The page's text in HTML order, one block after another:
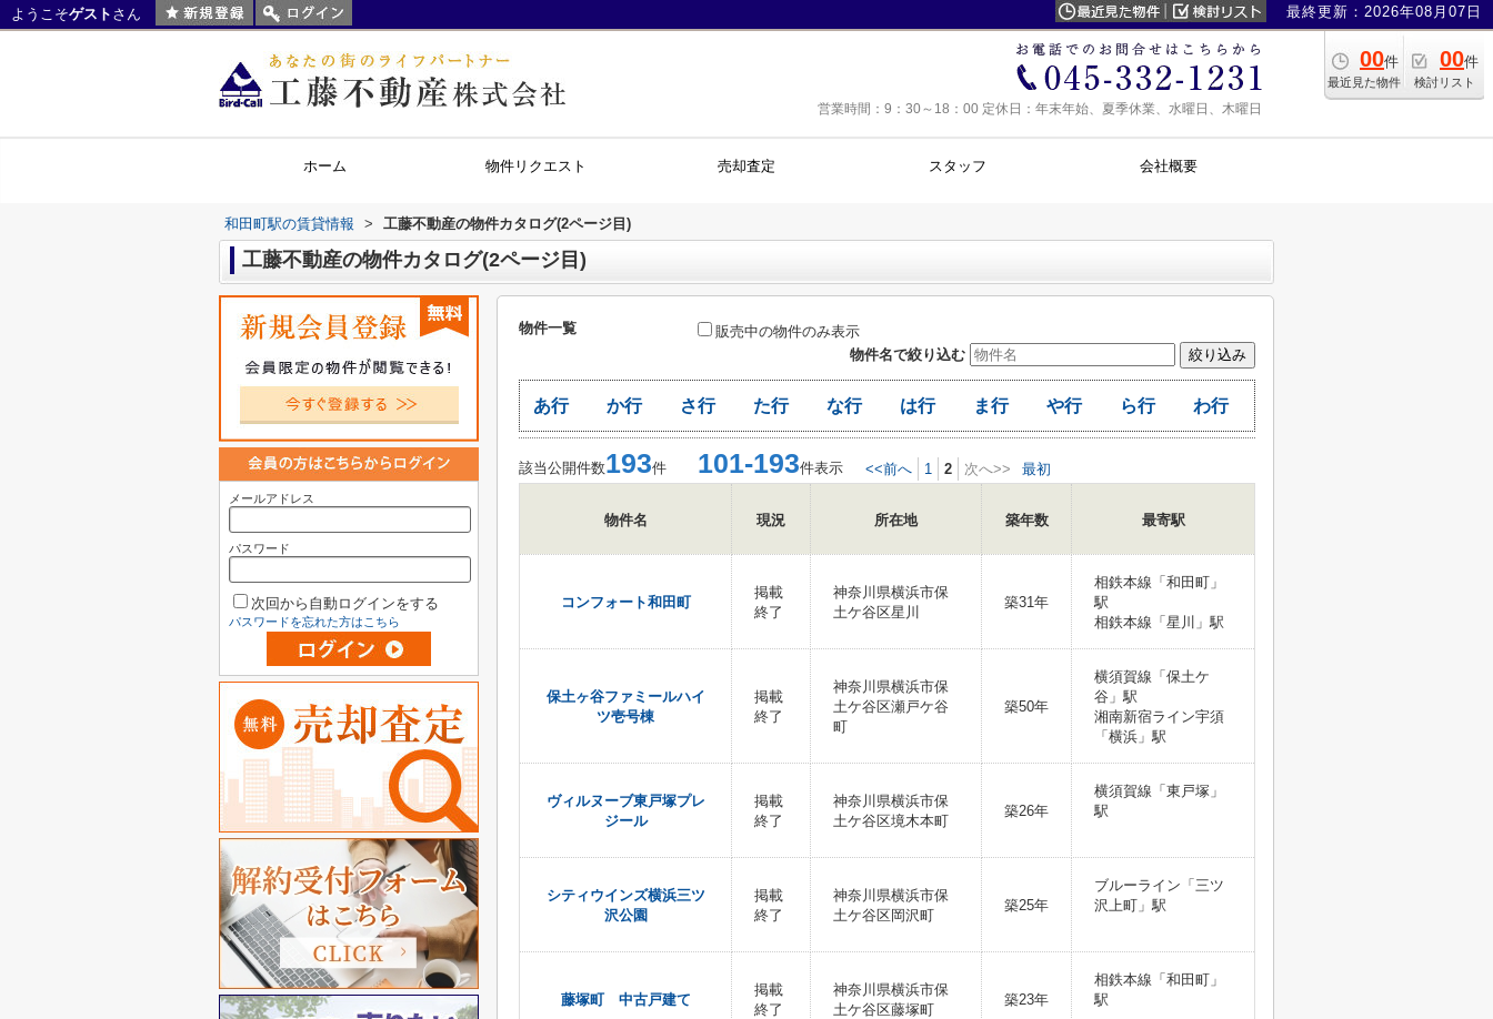
ようこそゲスト さん 最終更新：2026年08月07日
00件
最近見た物件
00件
検討リスト
営業時間：9：30～18：00 定休日：年末年始、夏季休業、水曜日、木曜日
ホーム 物件リクエスト 売却査定 スタッフ 会社概要
和田町駅の賃貸情報 > 工藤不動産の物件カタログ(2ページ目)
工藤不動産の物件カタログ(2ページ目)
物件一覧
販売中の物件のみ表示
物件名で絞り込む
あ行 か行 さ行 た行 な行 は行 ま行 や行 ら行 わ行
該当公開件数193件 101-193件表示 <<前へ 1 2 次へ>> 最初
物件名 現況 所在地 築年数 最寄駅
コンフォート和田町
掲載
終了
神奈川県横浜市保
土ケ谷区星川
築31年
相鉄本線「和田町」
駅
相鉄本線「星川」駅
保土ヶ谷ファミールハイ
ツ壱号棟
掲載
終了
神奈川県横浜市保
土ケ谷区瀬戸ケ谷
町
築50年
横須賀線「保土ケ
谷」駅
湘南新宿ライン宇須
「横浜」駅
ヴィルヌーブ東戸塚プレ
ジール
掲載
終了
神奈川県横浜市保
土ケ谷区境木本町
築26年
横須賀線「東戸塚」
駅
シティウインズ横浜三ツ
沢公園
掲載
終了
神奈川県横浜市保
土ケ谷区岡沢町
築25年
ブルーライン「三ツ
沢上町」駅
藤塚町 中古戸建て
掲載
終了
神奈川県横浜市保
土ケ谷区藤塚町
築23年
相鉄本線「和田町」
駅
メールアドレス
パスワード
次回から自動ログインをする
パスワードを忘れた方はこちら